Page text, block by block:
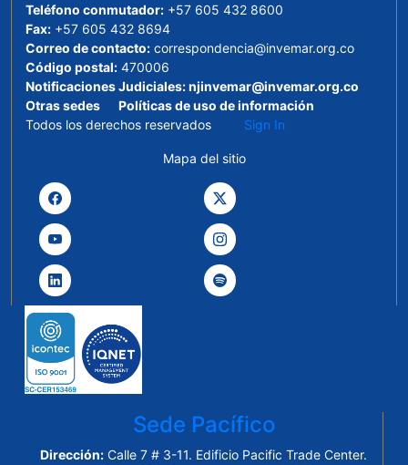
Teléfono conmutador: +57 605 432 8600
Fax: +57 605 432 8694
Correo de contacto: correspondencia@invemar.org.co
Código postal: 470006
Notificaciones Judiciales:njinvemar@invemar.org.co
Otras sedes
Políticas de uso de información
Todos los derechos reservados Sign In
Mapa del sitio
Sede Pacífico
Dirección: Calle 7 # 3-11. Edificio Pacific Trade Center.